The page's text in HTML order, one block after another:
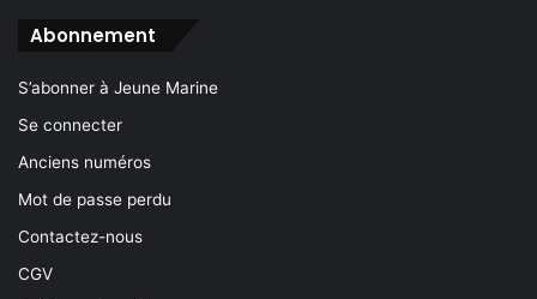
Abonnement
S’abonner à Jeune Marine
Se connecter
Anciens numéros
Mot de passe perdu
Contactez-nous
CGV